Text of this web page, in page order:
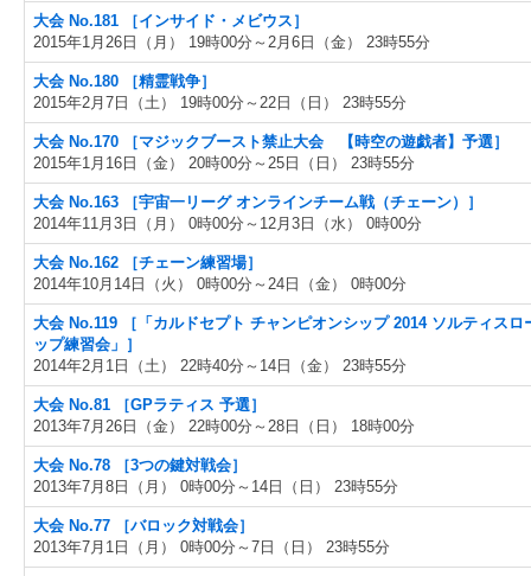
大会 No.181 ［インサイド・メビウス］
2015年1月26日（月） 19時00分～2月6日（金） 23時55分
大会 No.180 ［精霊戦争］
2015年2月7日（土） 19時00分～22日（日） 23時55分
大会 No.170 ［マジックブースト禁止大会 【時空の遊戯者】予選］
2015年1月16日（金） 20時00分～25日（日） 23時55分
大会 No.163 ［宇宙一リーグ オンラインチーム戦（チェーン）］
2014年11月3日（月） 0時00分～12月3日（水） 0時00分
大会 No.162 ［チェーン練習場］
2014年10月14日（火） 0時00分～24日（金） 0時00分
大会 No.119 ［「カルドセプト チャンピオンシップ 2014 ソルティス
ップ練習会」］
2014年2月1日（土） 22時40分～14日（金） 23時55分
大会 No.81 ［GPラティス 予選］
2013年7月26日（金） 22時00分～28日（日） 18時00分
大会 No.78 ［3つの鍵対戦会］
2013年7月8日（月） 0時00分～14日（日） 23時55分
大会 No.77 ［バロック対戦会］
2013年7月1日（月） 0時00分～7日（日） 23時55分